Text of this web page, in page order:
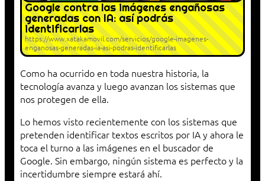
Google contra las imágenes engañosas
generadas con IA: así podrás
identificarlas
https://www.xatakamovil.com/servicios/google-imagenes-
enganosas-generadas-ia-asi-podras-identificarlas
Como ha ocurrido en toda nuestra historia, la
tecnología avanza y luego avanzan los sistemas que
nos protegen de ella.
Lo hemos visto recientemente con los sistemas que
pretenden identificar textos escritos por IA y ahora le
toca el turno a las imágenes en el buscador de
Google. Sin embargo, ningún sistema es perfecto y la
incertidumbre siempre estará ahí.